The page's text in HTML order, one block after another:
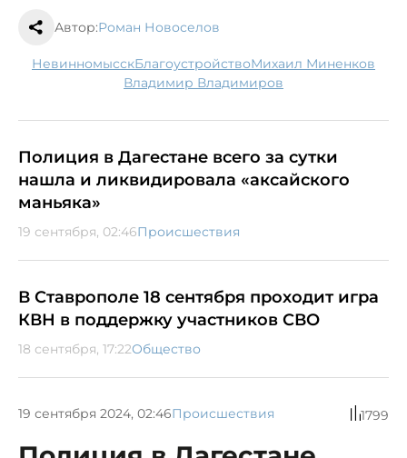
Автор:Роман Новоселов
Невинномысск благоустройство
Михаил Миненков
Владимир Владимиров
Полиция в Дагестане всего за сутки
нашла и ликвидировала «аксайского
маньяка»
19 сентября, 02:46Происшествия
В Ставрополе 18 сентября проходит игра
КВН в поддержку участников СВО
18 сентября, 17:22Общество
19 сентября 2024, 02:46Происшествия 1799